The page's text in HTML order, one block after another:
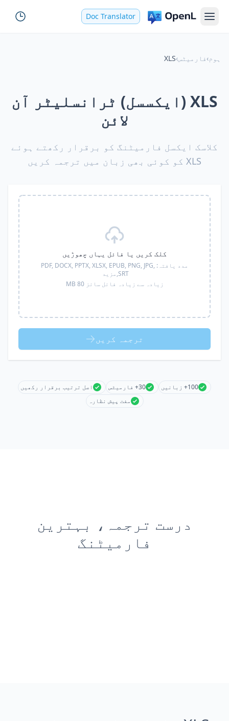
Doc Translator
ہوم›فارمیٹس›
XLS
XLS (ایکسسل) ٹرانسلیٹر آن
لائن
کلاسک ایکسل فارمیٹنگ کو برقرار رکھتے ہوئے
XLS کو کوئی بھی زبان میں ترجمہ کریں
کلک کریں یا فائل یہاں چھوڑیں
مدد یافتہ: PDF, DOCX, PPTX, XLSX, EPUB, PNG, JPG,
SRT, مزید
زیادہ سے زیادہ فائل سائز 80 MB
ترجمہ کریں
100+ زبانیں 30+ فارمیٹس
اصل ترتیب برقرار رکھیں
مفت پیش نظارہ
درست ترجمہ، بہترین
فارمیٹنگ